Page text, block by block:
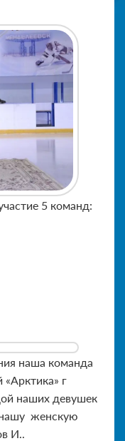
5 команд:
наша команда
г
наших девушек
нашу женскую
И..